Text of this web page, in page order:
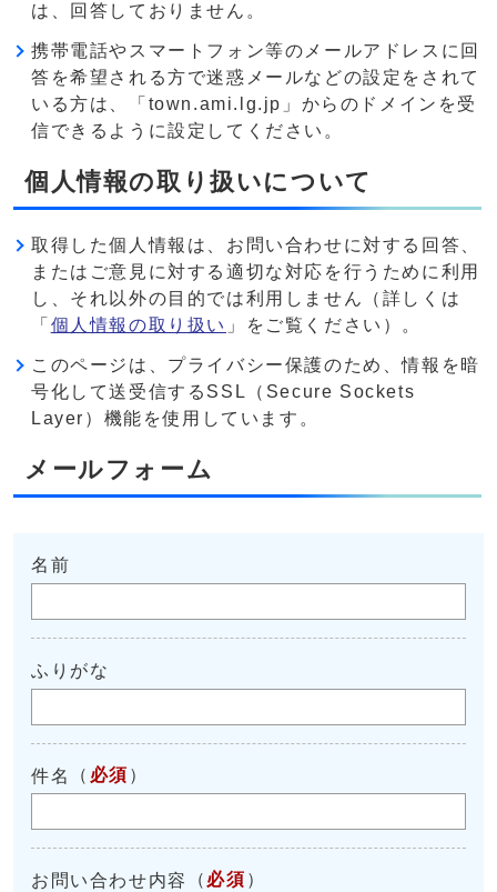
は、回答しておりません。
携帯電話やスマートフォン等のメールアドレスに回
答を希望される方で迷惑メールなどの設定をされて
いる方は、「town.ami.lg.jp」からのドメインを受
信できるように設定してください。
個人情報の取り扱いについて
取得した個人情報は、お問い合わせに対する回答、
またはご意見に対する適切な対応を行うために利用
し、それ以外の目的では利用しません（詳しくは
「 個人情報の取り扱い 」をご覧ください）。
このページは、プライバシー保護のため、情報を暗
号化して送受信するSSL（Secure Sockets
Layer）機能を使用しています。
メールフォーム
名前
ふりがな
件名 （ 必須 ）
お問い合わせ内容 （ 必須 ）